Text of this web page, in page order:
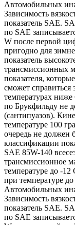
Автомобильных
Зависимость
показатель SAE.
по SAE
W после первой
пригодно для
показатель
трансмиссионных
показателя,
сможет справиться
температурах ниже
по Брукфильду не
(сантипуазов).
температуре 100
очередь не должен
классификации
SAE 85W-140
трансмиссионное
температуре до -
при температуре
Автомобильных
Зависимость
показатель SAE.
по SAE